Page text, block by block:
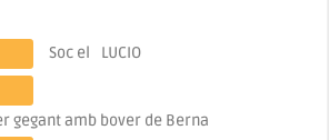
Soc el LUCIO
gegant amb bover de Berna